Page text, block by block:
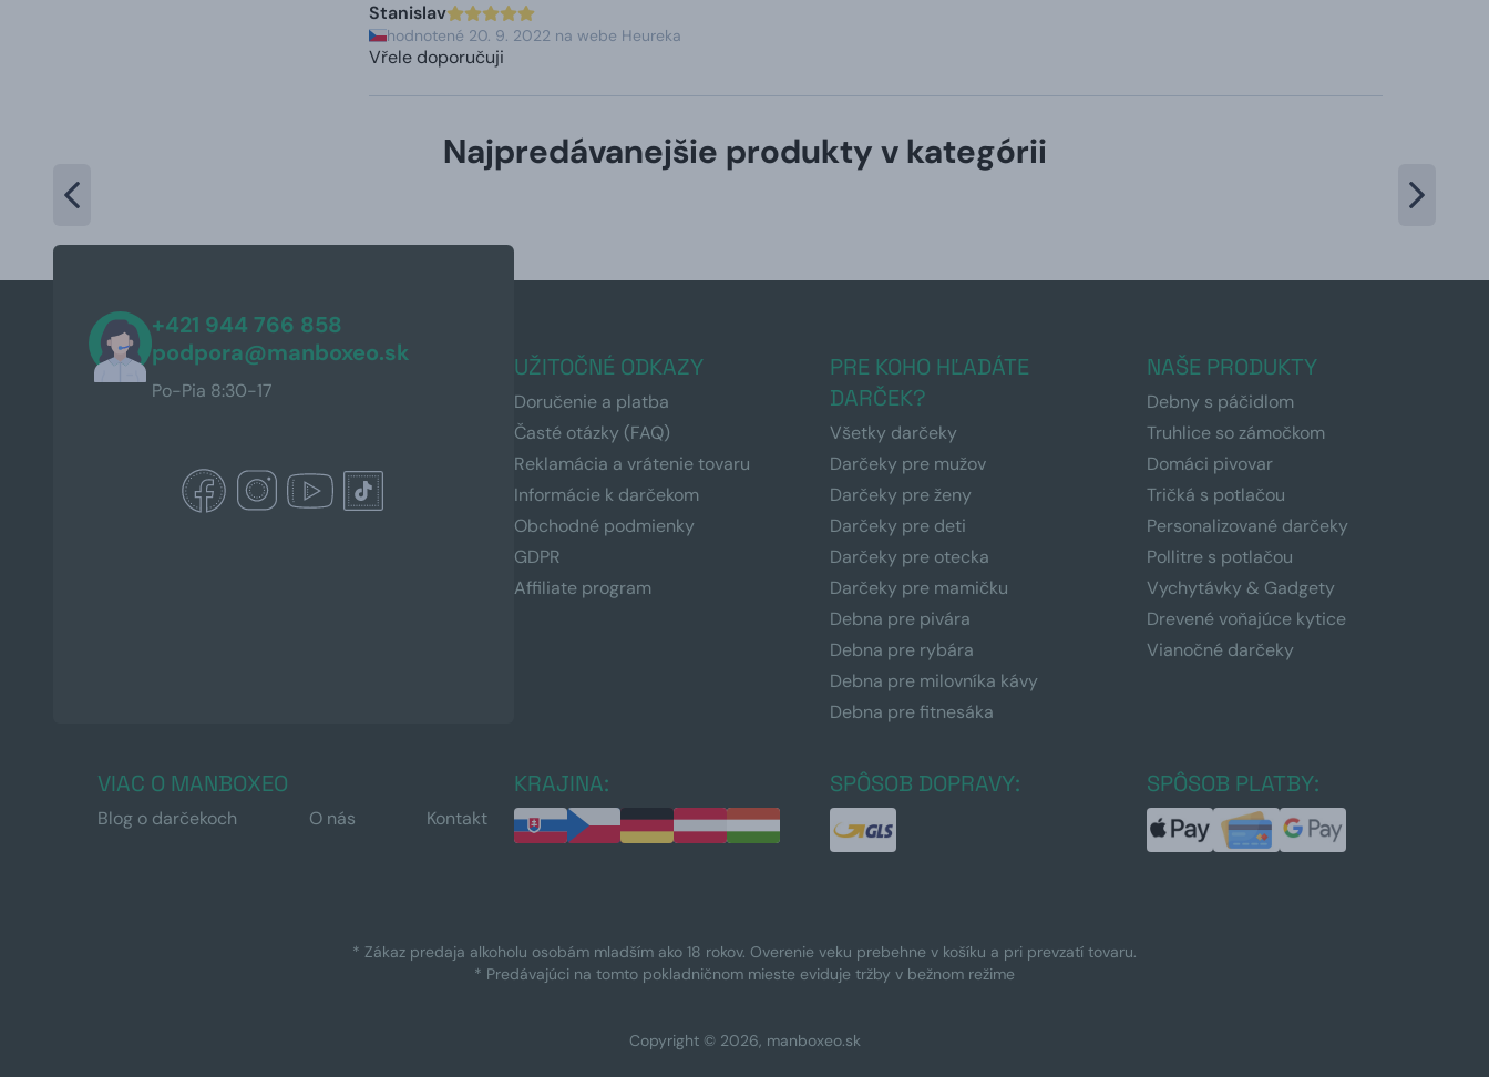
Stanislav
hodnotené 20. 9. 2022 na webe Heureka
Vřele doporučuji
Najpredávanejšie produkty v kategórii
+421 944 766 858
podpora@manboxeo.sk
Po-Pia 8:30-17
UŽITOČNÉ ODKAZY
Doručenie a platba
Časté otázky (FAQ)
Reklamácia a vrátenie tovaru
Informácie k darčekom
Obchodné podmienky
GDPR
Affiliate program
PRE KOHO HĽADÁTE
DARČEK?
Všetky darčeky
Darčeky pre mužov
Darčeky pre ženy
Darčeky pre deti
Darčeky pre otecka
Darčeky pre mamičku
Debna pre pivára
Debna pre rybára
Debna pre milovníka kávy
Debna pre fitnesáka
NAŠE PRODUKTY
Debny s páčidlom
Truhlice so zámočkom
Domáci pivovar
Tričká s potlačou
Personalizované darčeky
Pollitre s potlačou
Vychytávky & Gadgety
Drevené voňajúce kytice
Vianočné darčeky
VIAC O MANBOXEO
Blog o darčekoch O nás Kontakt
KRAJINA: SPÔSOB DOPRAVY: SPÔSOB PLATBY:
* Zákaz predaja alkoholu osobám mladším ako 18 rokov. Overenie veku prebehne v košíku a pri prevzatí tovaru.
* Predávajúci na tomto pokladničnom mieste eviduje tržby v bežnom režime
Copyright © 2026, manboxeo.sk